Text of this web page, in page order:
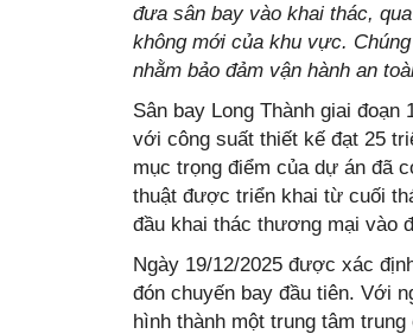
đưa sân bay vào khai thác,
không mới của khu vực.
nhằm bảo đảm vận hành an
Sân bay Long Thành giai
với công suất thiết kế đạt 25
mục trọng điểm của dự án đã
thuật được triển khai từ cuối
đầu khai thác thương mại vào
Ngày 19/12/2025 được xác
đón chuyến bay đầu tiên. Với
hình thành một trung tâm